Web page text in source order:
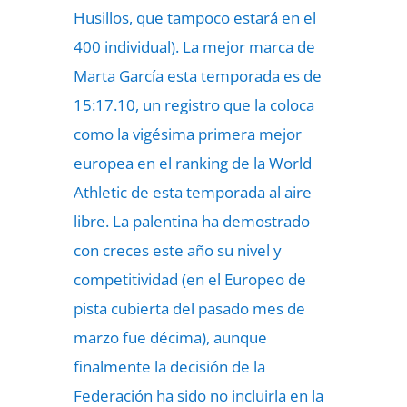
Husillos, que tampoco estará en el
400 individual). La mejor marca de
Marta García esta temporada es de
15:17.10, un registro que la coloca
como la vigésima primera mejor
europea en el ranking de la World
Athletic de esta temporada al aire
libre. La palentina ha demostrado
con creces este año su nivel y
competitividad (en el Europeo de
pista cubierta del pasado mes de
marzo fue décima), aunque
finalmente la decisión de la
Federación ha sido no incluirla en la